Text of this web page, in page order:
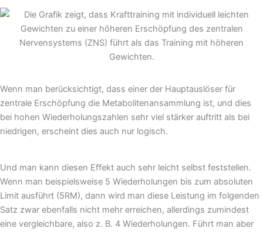
Wenn man berücksichtigt, dass einer der Hauptauslöser für
zentrale Erschöpfung die Metabolitenansammlung ist, und dies
bei hohen Wiederholungszahlen sehr viel stärker auftritt als bei
niedrigen, erscheint dies auch nur logisch.
Und man kann diesen Effekt auch sehr leicht selbst feststellen.
Wenn man beispielsweise 5 Wiederholungen bis zum absoluten
Limit ausführt (5RM), dann wird man diese Leistung im folgenden
Satz zwar ebenfalls nicht mehr erreichen, allerdings zumindest
eine vergleichbare, also z. B. 4 Wiederholungen. Führt man aber